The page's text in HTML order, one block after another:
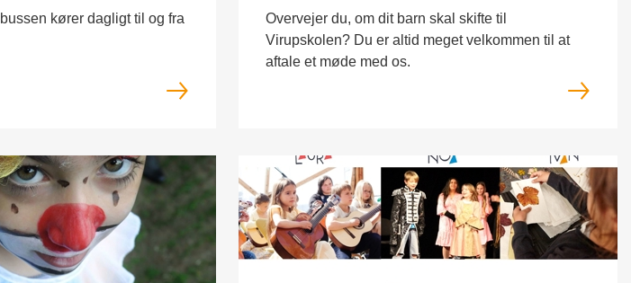
kører dagligt til og fra
Overvejer du, om dit barn skal skifte til
Virupskolen? Du er altid meget velkommen til at
aftale et møde med os.